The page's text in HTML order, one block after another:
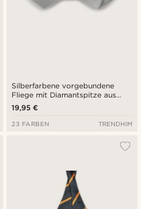
Silberfarbene vorgebundene
Fliege mit Diamantspitze aus
Grosgrain
19,95 €
23 FARBEN TRENDHIM